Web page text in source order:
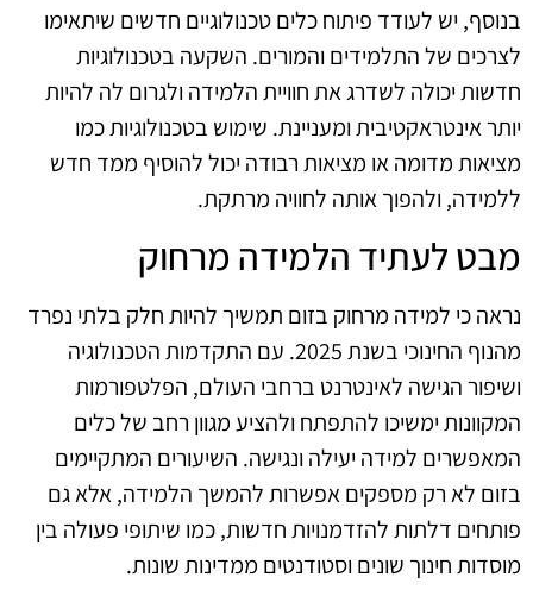
בנוסף, יש לעודד פיתוח כלים טכנולוגיים חדשים שיתאימו
לצרכים של התלמידים והמורים. השקעה בטכנולוגיות
חדשות יכולה לשדרג את חוויית הלמידה ולגרום לה להיות
יותר אינטראקטיבית ומעניינת. שימוש בטכנולוגיות כמו
מציאות מדומה או מציאות רבודה יכול להוסיף ממד חדש
ללמידה, ולהפוך אותה לחוויה מרתקת.
מבט לעתיד הלמידה מרחוק
נראה כי למידה מרחוק בזום תמשיך להיות חלק בלתי נפרד
מהנוף החינוכי בשנת 2025. עם התקדמות הטכנולוגיה
ושיפור הגישה לאינטרנט ברחבי העולם, הפלטפורמות
המקוונות ימשיכו להתפתח ולהציע מגוון רחב של כלים
המאפשרים למידה יעילה ונגישה. השיעורים המתקיימים
בזום לא רק מספקים אפשרות להמשך הלמידה, אלא גם
פותחים דלתות להזדמנויות חדשות, כמו שיתופי פעולה בין
מוסדות חינוך שונים וסטודנטים ממדינות שונות.